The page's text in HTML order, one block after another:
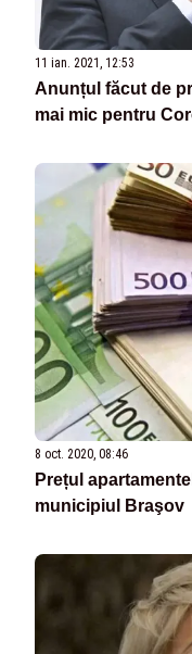
11 ian. 2021, 12:53
Anunțul făcut de
mai mic pentru
8 oct. 2020, 08:46
Prețul
municipiul Braşov